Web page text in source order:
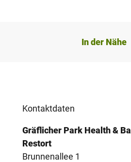
In der Nähe
Kontaktdaten
Gräflicher Park Health &
Restort
Brunnenallee 1